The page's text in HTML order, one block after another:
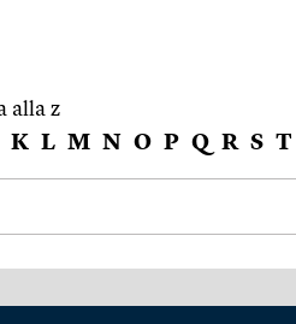
alla z
K L M N O P Q R S T